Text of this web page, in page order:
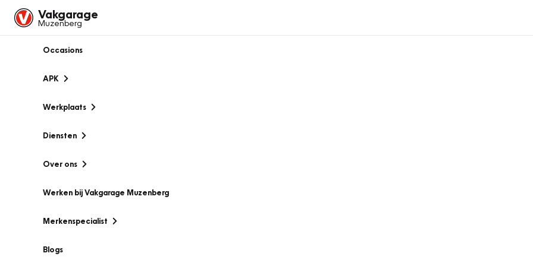
Vakgarage
Muzenberg
Occasions
APK
Werkplaats
Diensten
Over ons
Werken bij Vakgarage Muzenberg
Merkenspecialist
Blogs